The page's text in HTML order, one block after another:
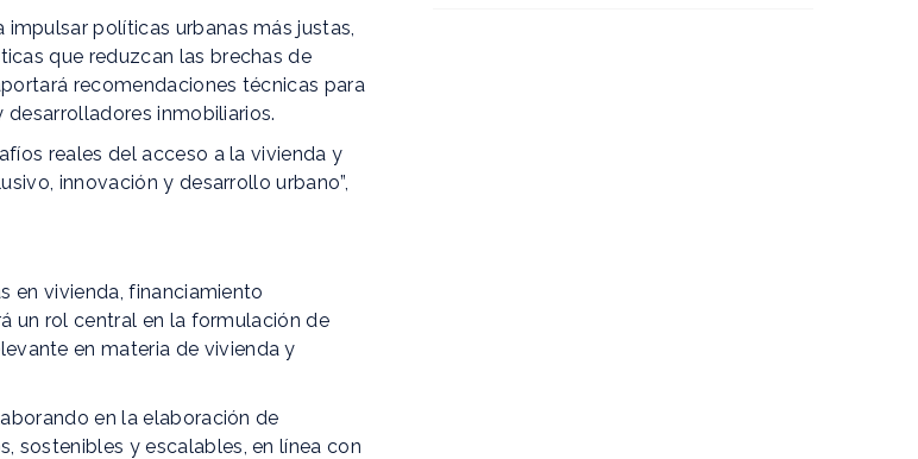
políticas urbanas más justas,
que reduzcan las brechas de
recomendaciones técnicas para
inmobiliarios.
reales del acceso a la vivienda y
innovación y desarrollo urbano”,
en vivienda, financiamiento
un rol central en la formulación de
en materia de vivienda y
en la elaboración de
sostenibles y escalables, en línea con